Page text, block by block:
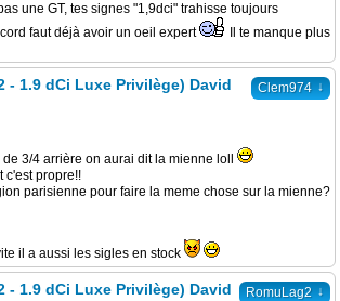
une GT, tes signes "1,9dci" trahisse toujours
faut déjà avoir un oeil expert
Il te manque plus
Clem974 ↓
- 1.9 dCi Luxe Privilège) David
3/4 arrière on aurai dit la mienne loll
c'est propre!!
parisienne pour faire la meme chose sur la mienne?
il a aussi les sigles en stock
RomuLag2 ↓
- 1.9 dCi Luxe Privilège) David